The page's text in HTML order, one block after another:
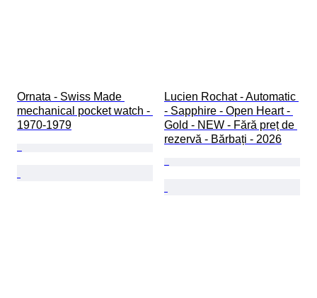
Ornata - Swiss Made
mechanical pocket watch -
1970-1979
Lucien Rochat - Automatic
- Sapphire - Open Heart -
Gold - NEW - Fără preț de
rezervă - Bărbați - 2026